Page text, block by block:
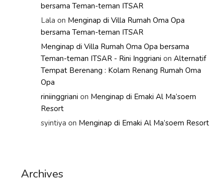
bersama Teman-teman ITSAR
Lala on Menginap di Villa Rumah Oma Opa
bersama Teman-teman ITSAR
Menginap di Villa Rumah Oma Opa bersama
Teman-teman ITSAR - Rini Inggriani onAlternatif
Tempat Berenang : Kolam Renang Rumah Oma
Opa
riniinggriani on Menginap di Emaki Al Ma’soem
Resort
syintiya on Menginap di Emaki Al Ma’soem Resort
Archives